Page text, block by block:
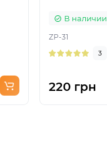
В наличии
ZP-31
3
220 грн